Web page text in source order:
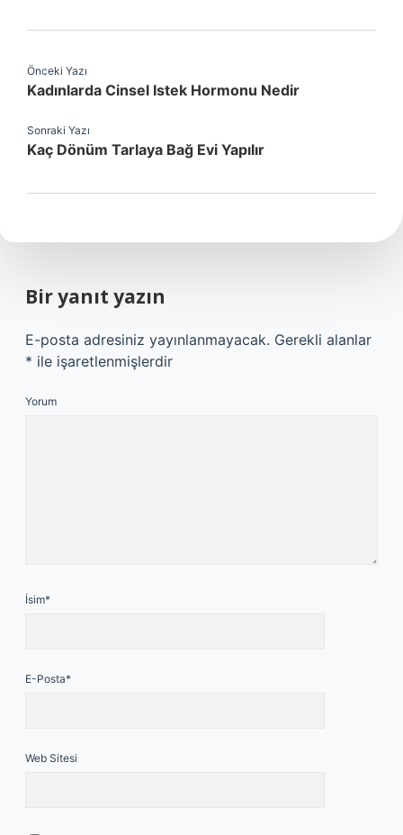
Önceki Yazı
Kadınlarda Cinsel Istek Hormonu Nedir
Sonraki Yazı
Kaç Dönüm Tarlaya Bağ Evi Yapılır
Bir yanıt yazın
E-posta adresiniz yayınlanmayacak. Gerekli alanlar
* ile işaretlenmişlerdir
Yorum
İsim*
E-Posta*
Web Sitesi